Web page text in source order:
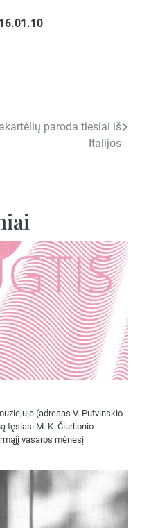
paroda tiesiai iš
Italijos
(adresas V. Putvinskio
tęsiasi M. K. Čiurlionio
vasaros mėnesį